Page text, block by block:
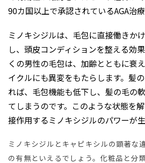
90カ国以上で承認されているAGA治療
ミノキシジルは、毛包に直接働きか
し、頭皮コンディションを整える効
くの男性の毛包は、加齢とともに衰
イクルにも異変をもたらします。髪
れば、毛包機能も低下し、髪の毛の
てしまうのです。このような状態を
接作用するミノキシジルのパワーが生
ミノキシジルとキャピキシルの顕著な
の有無といえるでしょう。化粧品と分